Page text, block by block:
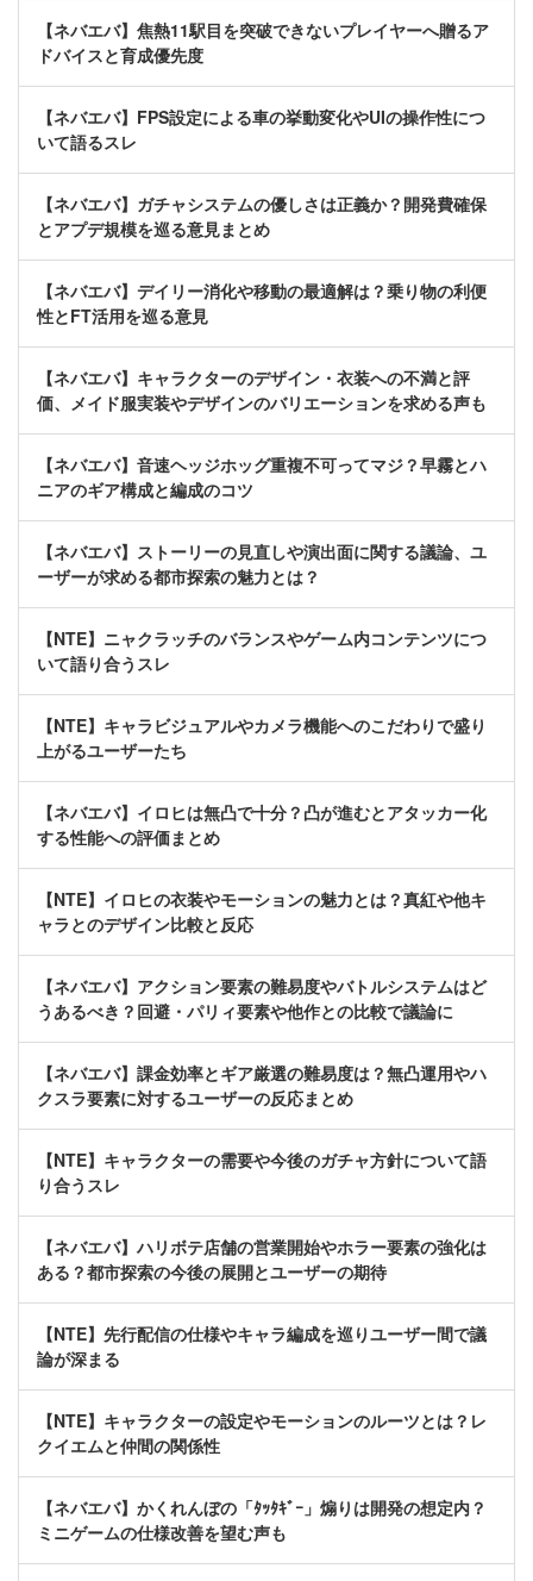
【ネバエバ】焦熱11駅目を突破できないプレイヤーへ贈るア
ドバイスと育成優先度
【ネバエバ】FPS設定による車の挙動変化やUIの操作性につ
いて語るスレ
【ネバエバ】ガチャシステムの優しさは正義か？開発費確保
とアプデ規模を巡る意見まとめ
【ネバエバ】デイリー消化や移動の最適解は？乗り物の利便
性とFT活用を巡る意見
【ネバエバ】キャラクターのデザイン・衣装への不満と評
価、メイド服実装やデザインのバリエーションを求める声も
【ネバエバ】音速ヘッジホッグ重複不可ってマジ？早霧とハ
ニアのギア構成と編成のコツ
【ネバエバ】ストーリーの見直しや演出面に関する議論、ユ
ーザーが求める都市探索の魅力とは？
【NTE】ニャクラッチのバランスやゲーム内コンテンツにつ
いて語り合うスレ
【NTE】キャラビジュアルやカメラ機能へのこだわりで盛り
上がるユーザーたち
【ネバエバ】イロヒは無凸で十分？凸が進むとアタッカー化
する性能への評価まとめ
【NTE】イロヒの衣装やモーションの魅力とは？真紅や他キ
ャラとのデザイン比較と反応
【ネバエバ】アクション要素の難易度やバトルシステムはど
うあるべき？回避・パリィ要素や他作との比較で議論に
【ネバエバ】課金効率とギア厳選の難易度は？無凸運用やハ
クスラ要素に対するユーザーの反応まとめ
【NTE】キャラクターの需要や今後のガチャ方針について語
り合うスレ
【ネバエバ】ハリボテ店舗の営業開始やホラー要素の強化は
ある？都市探索の今後の展開とユーザーの期待
【NTE】先行配信の仕様やキャラ編成を巡りユーザー間で議
論が深まる
【NTE】キャラクターの設定やモーションのルーツとは？レ
クイエムと仲間の関係性
【ネバエバ】かくれんぼの「ﾀｯﾀｷﾞｰ」煽りは開発の想定内？
ミニゲームの仕様改善を望む声も